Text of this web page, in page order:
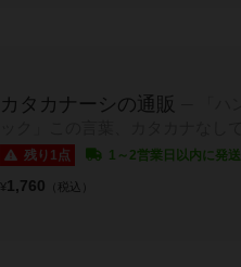
カタカナーシの通販
残り1点 1～2営業日以内に発送
¥1,760 （税込）